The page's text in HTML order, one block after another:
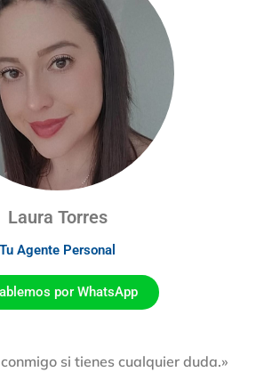
Laura Torres
Tu Agente Personal
por WhatsApp
si tienes cualquier duda.»